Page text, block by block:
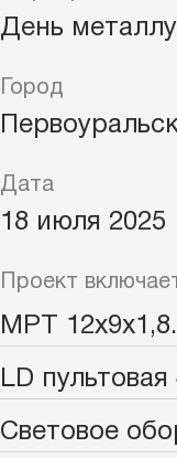
День
Город
Дата
18 июля 2025
Проект
МРТ
LD пультовая
Световое